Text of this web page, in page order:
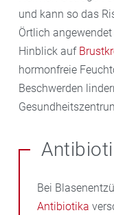
und kann so das
Örtlich
Hinblick auf
hormonfreie
Beschwerden
Bei
Antibiotika